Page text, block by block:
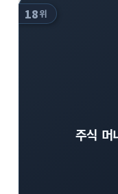
18위
주식